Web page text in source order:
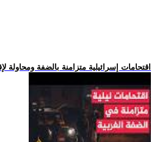
.. 5 اقتحامات إسرائيلية متزامنة بالضفة ومحاولة